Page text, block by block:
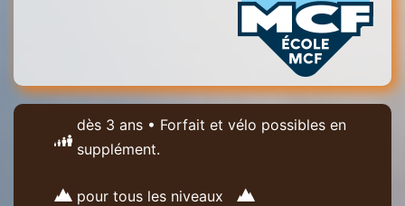
dès 3 ans • Forfait et vélo possibles en
supplément.
pour tous les niveaux